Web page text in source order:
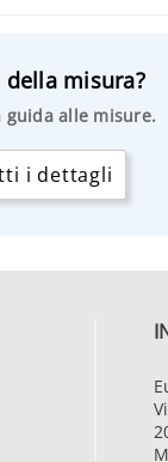
misura?
guida alle misure.
i dettagli